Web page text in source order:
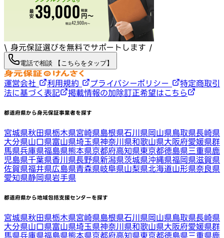
\ 身元保証選びを無料でサポートします /
電話で相談 【こちらをタップ】
運営会社 利用規約 プライバシーポリシー
特定商取引
法に基づく表記
掲載情報の加除訂正希望はこちら
都道府県から身元保証事業者を探す
宮城県秋田県栃木県宮崎県島根県石川県岡山県鳥取県長崎県
大分県山口県富山県埼玉県神奈川県和歌山県大阪府愛媛県群
馬県兵庫県福島県熊本県京都府高知県東京都徳島県三重県鹿
児島県千葉県香川県長野県新潟県茨城県沖縄県福岡県滋賀県
佐賀県福井県広島県青森県岐阜県山梨県北海道山形県奈良県
愛知県静岡県岩手県
都道府県から地域包括支援センターを探す
宮城県秋田県栃木県宮崎県島根県石川県岡山県鳥取県長崎県
大分県山口県富山県埼玉県神奈川県和歌山県大阪府愛媛県群
馬県兵庫県福島県熊本県京都府高知県東京都徳島県三重県鹿